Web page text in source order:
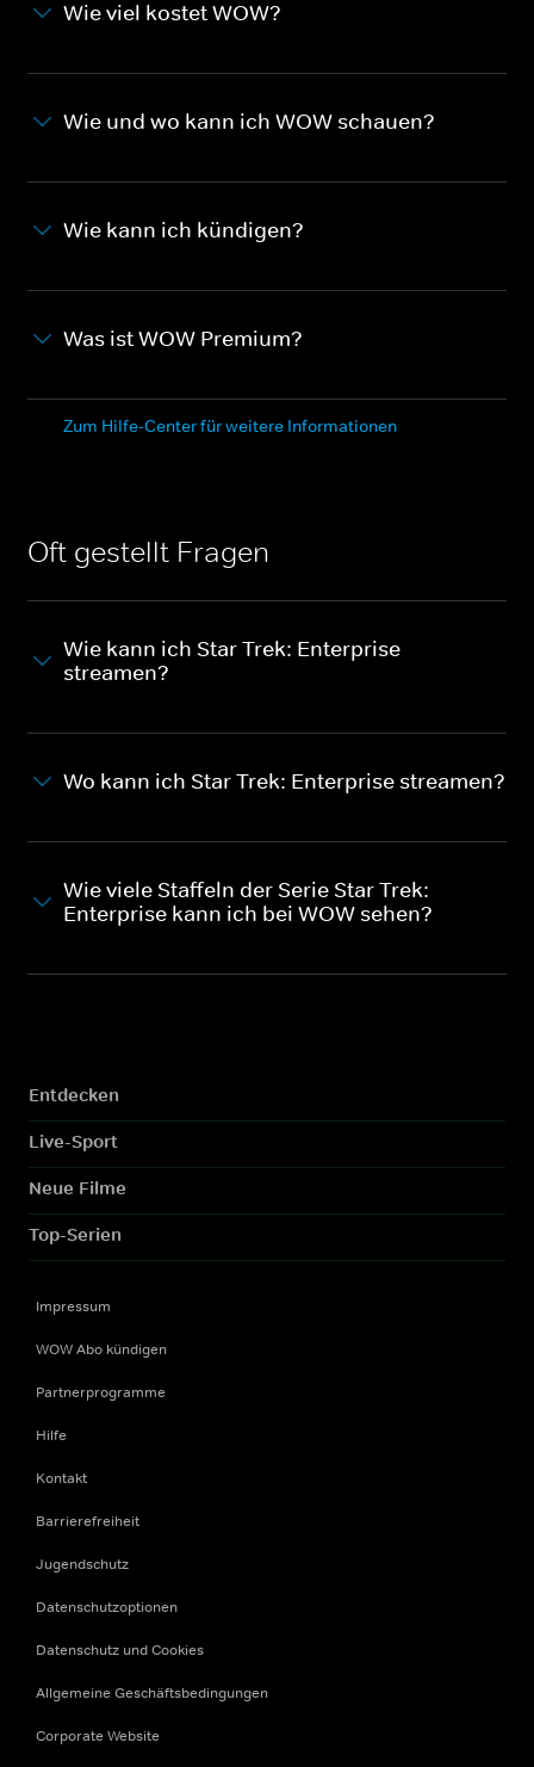
Wie viel kostet WOW?
Wie und wo kann ich WOW schauen?
Wie kann ich kündigen?
Was ist WOW Premium?
Zum Hilfe-Center für weitere Informationen
Oft gestellt Fragen
Wie kann ich Star Trek: Enterprise
streamen?
Wo kann ich Star Trek: Enterprise streamen?
Wie viele Staffeln der Serie Star Trek:
Enterprise kann ich bei WOW sehen?
Entdecken
Live-Sport
Neue Filme
Top-Serien
Impressum
WOW Abo kündigen
Partnerprogramme
Hilfe
Kontakt
Barrierefreiheit
Jugendschutz
Datenschutzoptionen
Datenschutz und Cookies
Allgemeine Geschäftsbedingungen
Corporate Website